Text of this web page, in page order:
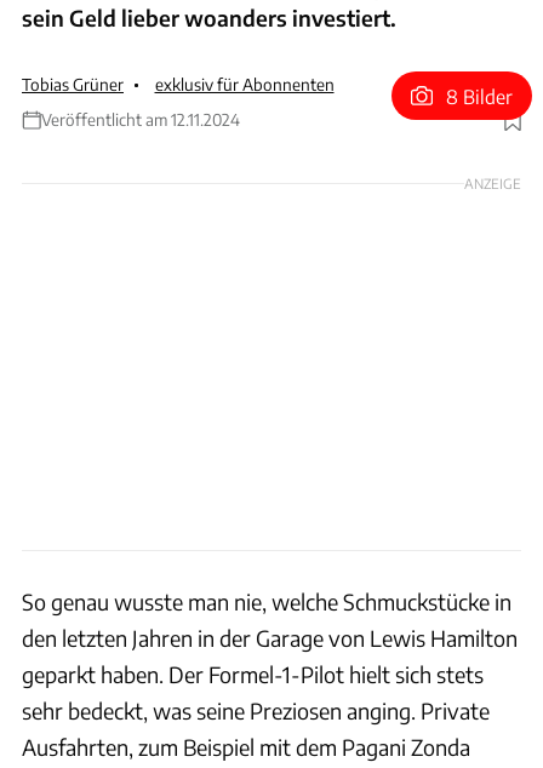
sein Geld lieber woanders investiert.
Tobias Grüner
exklusiv für Abonnenten
Veröffentlicht am 12.11.2024
Foto: Mercedes
8 Bilder
ANZEIGE
So genau wusste man nie, welche Schmuckstücke in
den letzten Jahren in der Garage von Lewis Hamilton
geparkt haben. Der Formel-1-Pilot hielt sich stets
sehr bedeckt, was seine Preziosen anging. Private
Ausfahrten, zum Beispiel mit dem Pagani Zonda